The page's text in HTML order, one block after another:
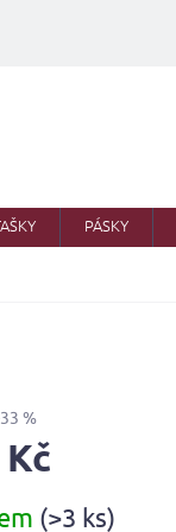
PÁSKY
%
(>3 ks)